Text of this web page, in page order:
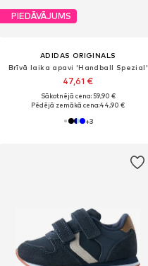
PIEDĀVĀJUMS
ADIDAS ORIGINALS
Brīvā laika apavi 'Handball Spezial'
47,61 €
Sākotnējā cena: 59,90 €
Pēdējā zemākā cena:44,90 €
+3